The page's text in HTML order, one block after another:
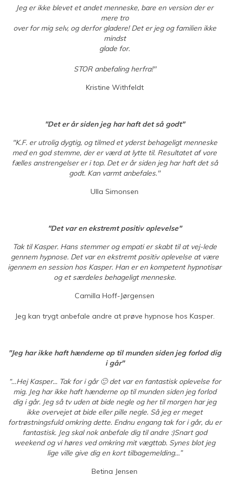
Jeg er ikke blevet et andet menneske, bare en version der er
mere tro
over for mig selv, og derfor gladere! Det er jeg og familien ikke
mindst
glade for.
STOR anbefaling herfra!"
Kristine Withfeldt
"Det er år siden jeg har haft det så godt"
"K.F. er utrolig dygtig, og tilmed et yderst behageligt menneske
med en god stemme, der er værd at lytte til. Resultatet af vore
fælles anstrengelser er i top. Det er år siden jeg har haft det så
godt. Kan varmt anbefales."
Ulla Simonsen
"Det var en ekstremt positiv oplevelse"
Tak til Kasper. Hans stemmer og empati er skabt til at vej-lede
gennem hypnose. Det var en ekstremt positiv oplevelse at være
igennem en session hos Kasper. Han er en kompetent hypnotisør
og et særdeles behageligt menneske.
Camilla Hoff-Jørgensen
Jeg kan trygt anbefale andre at prøve hypnose hos Kasper.
"Jeg har ikke haft hænderne op til munden siden jeg forlod dig
i går"
“…Hej Kasper... Tak for i går 🙂 det var en fantastisk oplevelse for
mig. Jeg har ikke haft hænderne op til munden siden jeg forlod
dig i går. Jeg så tv uden at bide negle og her til morgen har jeg
ikke overvejet at bide eller pille negle. Så jeg er meget
fortrøstningsfuld omkring dette. Endnu engang tak for i går, du er
fantastisk. Jeg skal nok anbefale dig til andre :)Snart god
weekend og vi høres ved omkring mit vægttab. Synes blot jeg
lige ville give dig en kort tilbagemelding…”
Betina Jensen